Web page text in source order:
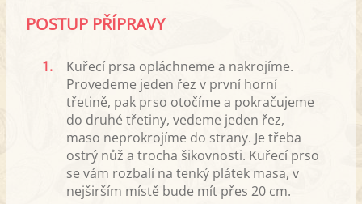
POSTUP PŘÍPRAVY
1.
Kuřecí prsa opláchneme a nakrojíme.
Provedeme jeden řez v první horní
třetině, pak prso otočíme a pokračujeme
do druhé třetiny, vedeme jeden řez,
maso neprokrojíme do strany. Je třeba
ostrý nůž a trocha šikovnosti. Kuřecí prso
se vám rozbalí na tenký plátek masa, v
nejširším místě bude mít přes 20 cm.